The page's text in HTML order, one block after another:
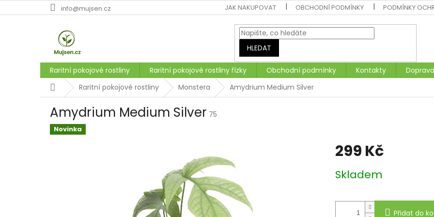
na
info@mujsen.cz JAK NAKUPOVAT OBCHODNÍ PODMÍNKY PODMÍNKY
HLEDAT
Raritní pokojové rostliny Raritní pokojové rostliny řízky Obchodní podmínky Kontakty
DomůRaritní pokojové rostliny Monstera Amydrium Medium Silver
Amydrium Medium Silver 75
Novinka
299 Kč
cena:
Skladem
Přidat do